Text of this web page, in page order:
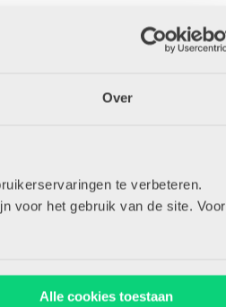
Over
te verbeteren.
voor het gebruik van de site. Voor
Alle cookies toestaan